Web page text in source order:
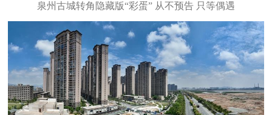
泉州古城转角隐藏版“彩蛋” 从不预告 只等偶遇